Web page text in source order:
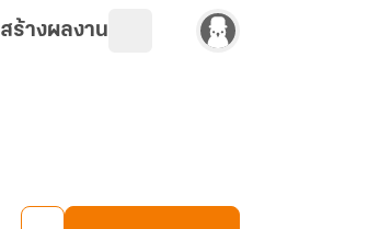
สร้างผลงาน